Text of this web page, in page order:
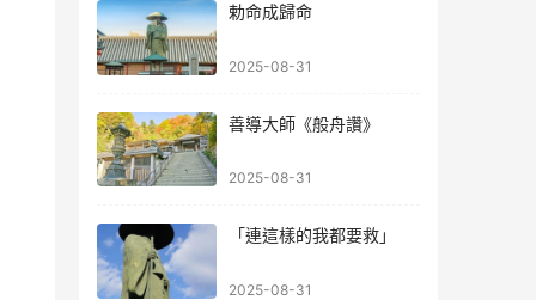
勅命成歸命
2025-08-31
善導大師《般舟讚》
2025-08-31
「連這樣的我都要救」
2025-08-31